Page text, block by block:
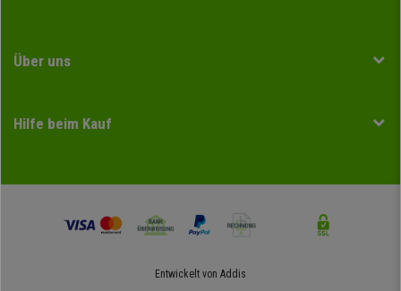
Über uns
Hilfe beim Kauf
Entwickelt von Addis